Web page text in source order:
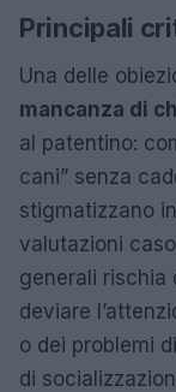
Principali
Una delle
mancanza di
al patentino:
cani” senza
stigmatizzano
valutazioni
generali rischia
deviare
o dei problemi
di